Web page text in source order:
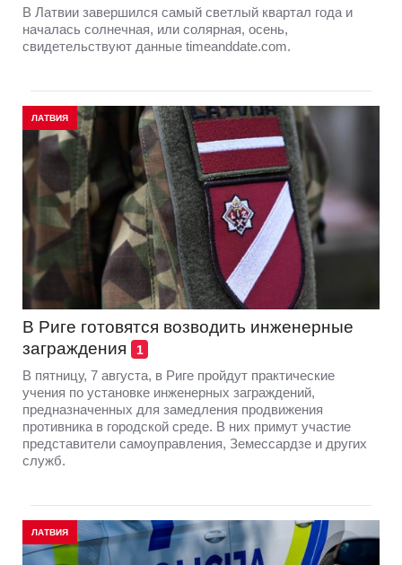
В Латвии завершился самый светлый квартал года и
началась солнечная, или солярная, осень,
свидетельствуют данные timeanddate.com.
ЛАТВИЯ
В Риге готовятся возводить инженерные
заграждения
1
В пятницу, 7 августа, в Риге пройдут практические
учения по установке инженерных заграждений,
предназначенных для замедления продвижения
противника в городской среде. В них примут участие
представители самоуправления, Земессардзе и других
служб.
ЛАТВИЯ